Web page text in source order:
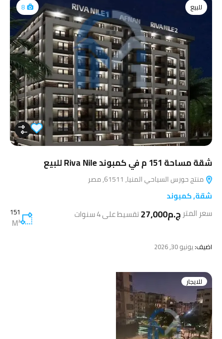
للبيع 8
شقة مساحة 151 م في كمبوند Riva Nile للبيع
منتج حورس السياحي المنيا, 61511, مصر
شقة,كمبوند
سعر المتر ج.م27,000 تقسيط على 4 سنوات 151
M²
اضيف:يونيو 30, 2026
للايجار